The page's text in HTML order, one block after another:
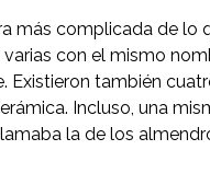
más complicada de lo
con el mismo
Existieron también
Incluso, una
la de los